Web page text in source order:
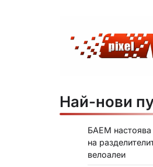
Най-нови
БАЕМ настоява
на
велоалеи